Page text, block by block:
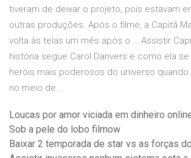
tiveram de deixar o projeto, pois estavam
outras produções. Após o filme, a Capitã
volta às telas um mês após o … Assistir
história segue Carol Danvers e como ela
heróis mais poderosos do universo quando
no meio de …
Loucas por amor viciada em dinheiro
Sob a pele do lobo filmow
Baixar 2 temporada de star vs as forças